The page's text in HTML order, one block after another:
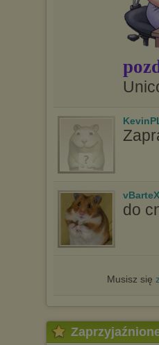
do
Musisz się